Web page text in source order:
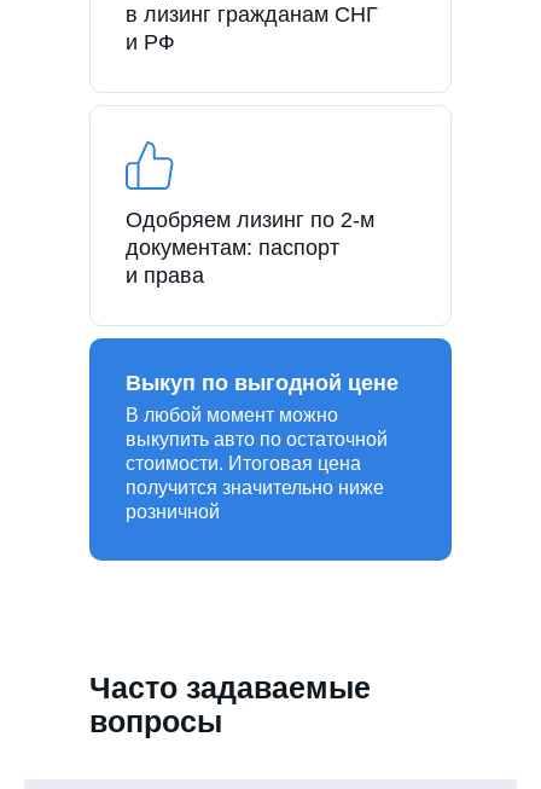
в лизинг гражданам СНГ
и РФ
Одобряем лизинг по 2-м
документам: паспорт
и права
В любой момент можно
выкупить авто по остаточной
стоимости. Итоговая цена
получится значительно ниже
розничной
Выкуп по выгодной цене
Часто задаваемые
вопросы